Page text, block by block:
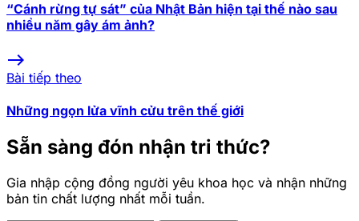
“Cánh rừng tự sát” của Nhật Bản hiện tại thế nào sau
nhiều năm gây ám ảnh?
east
Bài tiếp theo
Những ngọn lửa vĩnh cửu trên thế giới
Sẵn sàng đón nhận tri thức?
Gia nhập cộng đồng người yêu khoa học và nhận những
bản tin chất lượng nhất mỗi tuần.